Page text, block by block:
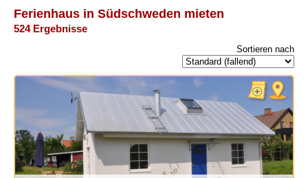
Ferienhaus in Südschweden mieten
524 Ergebnisse
Sortieren nach